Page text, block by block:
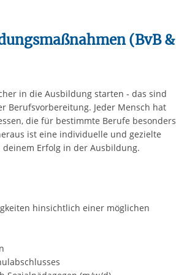
(BvB &
in die Ausbildung starten - das sind
Berufsvorbereitung. Jeder Mensch hat
die für bestimmte Berufe besonders
ist eine individuelle und gezielte
Erfolg in der Ausbildung.
hinsichtlich einer möglichen